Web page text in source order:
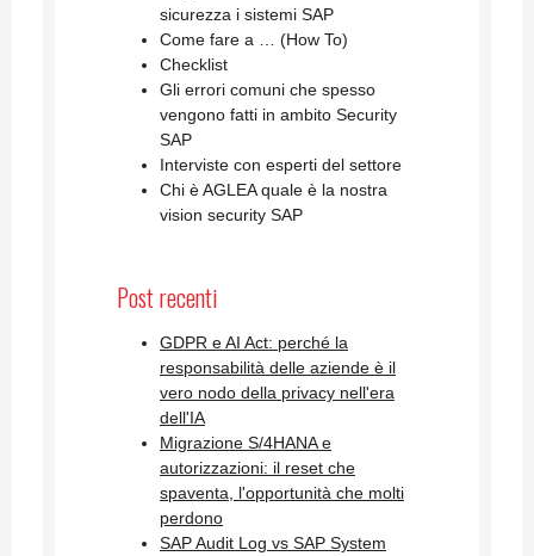
sicurezza i sistemi SAP
Come fare a … (How To)
Checklist
Gli errori comuni che spesso
vengono fatti in ambito Security
SAP
Interviste con esperti del settore
Chi è AGLEA quale è la nostra
vision security SAP
Post recenti
GDPR e AI Act: perché la
responsabilità delle aziende è il
vero nodo della privacy nell'era
dell'IA
Migrazione S/4HANA e
autorizzazioni: il reset che
spaventa, l'opportunità che molti
perdono
SAP Audit Log vs SAP System